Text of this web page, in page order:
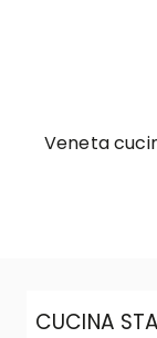
Veneta
CUCINA